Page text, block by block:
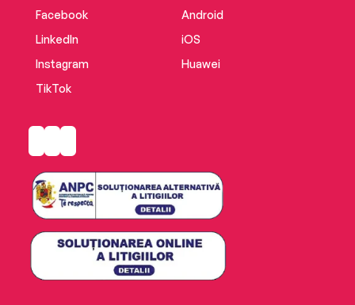
Facebook
LinkedIn
Instagram
TikTok
Android
iOS
Huawei